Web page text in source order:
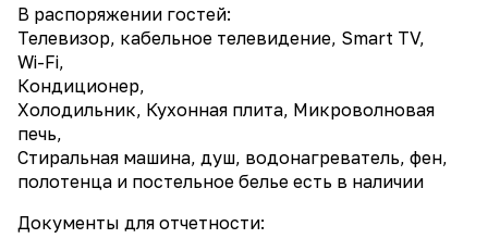
В распоряжении гостей:
Телевизор, кабельное телевидение, Smart TV,
Wi-Fi,
Кондиционер,
Холодильник, Кухонная плита, Микроволновая
печь,
Стиральная машина, душ, водонагреватель, фен,
полотенца и постельное белье есть в наличии
Документы для отчетности: